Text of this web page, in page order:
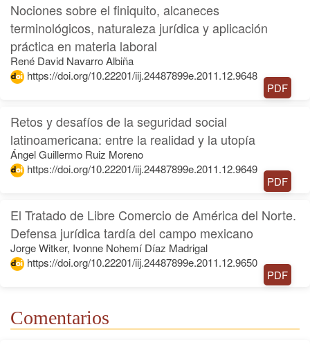
Nociones sobre el finiquito, alcaneces
terminológicos, naturaleza jurídica y aplicación
práctica en materia laboral
René David Navarro Albiña
https://doi.org/10.22201/iij.24487899e.2011.12.9648
PDF
Retos y desafíos de la seguridad social
latinoamericana: entre la realidad y la utopía
Ángel Guillermo Ruiz Moreno
https://doi.org/10.22201/iij.24487899e.2011.12.9649
PDF
El Tratado de Libre Comercio de América del Norte.
Defensa jurídica tardía del campo mexicano
Jorge Witker, Ivonne Nohemí Díaz Madrigal
https://doi.org/10.22201/iij.24487899e.2011.12.9650
PDF
Comentarios